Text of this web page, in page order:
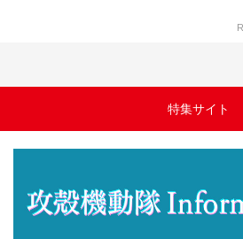
特集サイト